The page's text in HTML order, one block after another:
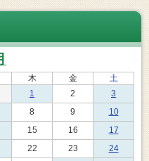
木 金
土
1
2
3
8 9
10
15 16
17
22 23
24